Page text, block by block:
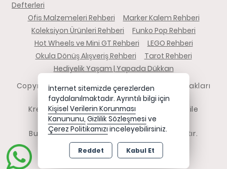
Defterleri
Ofis Malzemeleri Rehberi
Marker Kalem Rehberi
Koleksiyon Ürünleri Rehberi
Funko Pop Rehberi
Hot Wheels ve Mini GT Rehberi
LEGO Rehberi
Okula Dönüş Alışveriş Rehberi
Tarot Rehberi
Hediyelik Yaşam | Yapada Dükkan
Copyright 2026 yapadadukkan.com - Tüm hakları
saklıdır.
Kredi kartı bilgileriniz 256bit SSL sertifikası ile
korunmaktadır.
Bu site AKINSOFT E-Ticaret ile hazırlanmıştır.
İnternet sitemizde çerezlerden
faydalanılmaktadır. Ayrıntılı bilgi için
Kişisel Verilerin Korunması
Kanununu, Gizlilik Sözleşmesi ve
Çerez Politikamızı inceleyebilirsiniz.
Reddet Kabul Et